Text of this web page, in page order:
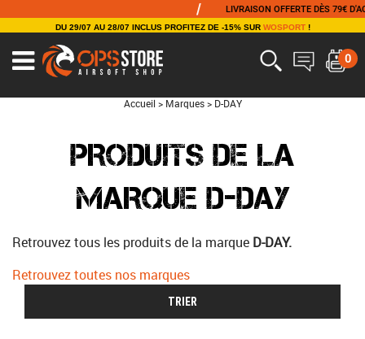
LIVRAISON OFFERTE DÈS 79€
DU 29/07 AU 28/07 INCLUS PROFITEZ DE -15% SUR WOSPORT!
0
Accueil > Marques > D-DAY
PRODUITS DE LA
MARQUE D-DAY
Retrouvez tous les produits de la marque D-DAY.
Retrouvez toutes nos marques
TRIER